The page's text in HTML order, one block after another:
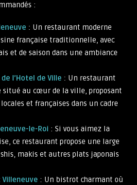
:
: Un restaurant moderne
française traditionnelle, avec
et de saison dans une ambiance
l’Hotel de Ville : Un restaurant
situé au cœur de la ville, proposant
et françaises dans un cadre
le-Roi : Si vous aimez la
ce restaurant propose une large
makis et autres plats japonais
Villeneuve : Un bistrot charmant où